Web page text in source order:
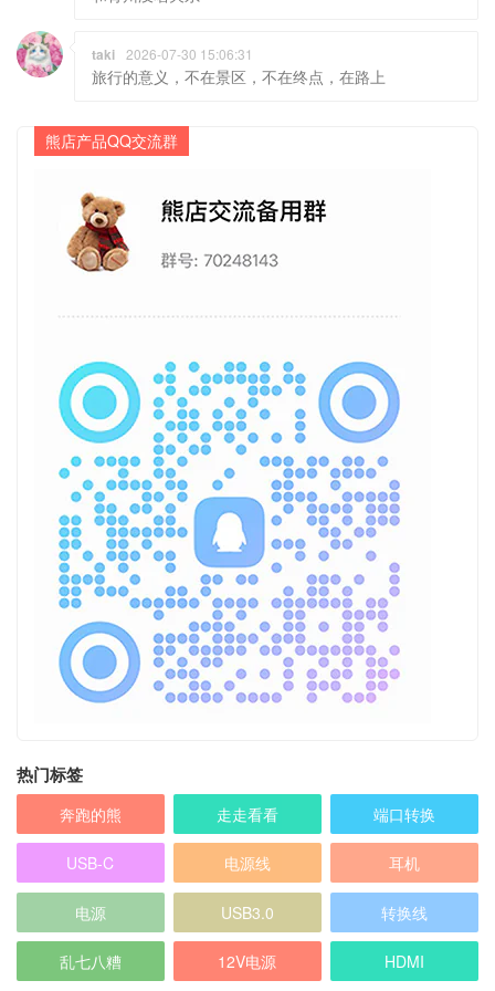
taki 2026-07-30 15:06:31
旅行的意义，不在景区，不在终点，在路上
熊店产品QQ交流群
热门标签
奔跑的熊 走走看看 端口转换
USB-C 电源线 耳机
电源 USB3.0 转换线
乱七八糟 12V电源 HDMI